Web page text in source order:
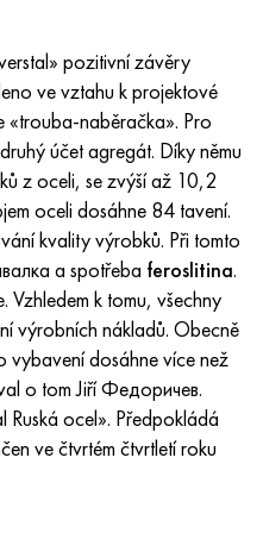
pozitivní závěry
ve vztahu k projektové
«trouba-naběračka». Pro
účet agregát. Díky němu
z oceli, se zvýší až 10,2
oceli dosáhne 84 tavení.
kvality výrobků. Při tomto
a spotřeba feroslitina.
Vzhledem k tomu, všechny
výrobních nákladů. Obecně
vybavení dosáhne více než
o tom Jiří Федоричев.
Ruská ocel». Předpokládá
ve čtvrtém čtvrtletí roku